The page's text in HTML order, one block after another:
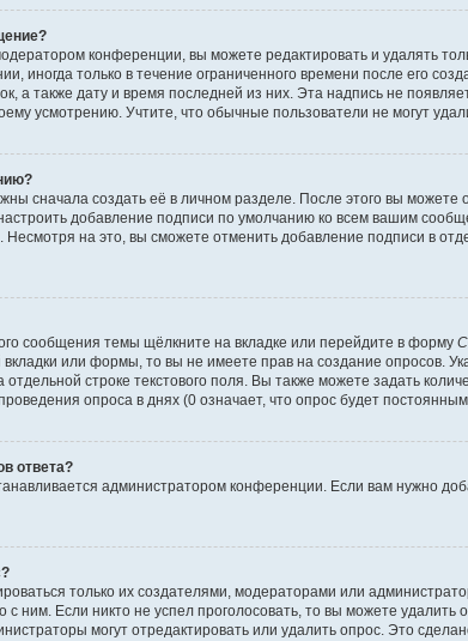
конференции, вы можете редактировать и удалять
иногда только в течение ограниченного времени после его
а также дату и время последней из них. Эта надпись не
усмотрению. Учтите, что обычные пользователи не могут
сначала создать её в личном разделе. После этого вы можете
добавление подписи по умолчанию ко всем вашим
Несмотря на это, вы сможете отменить добавление подписи в
сообщения темы щёлкните на вкладке или перейдите в форму
или формы, то вы не имеете прав на создание опросов.
строке текстового поля. Вы также можете задать
опроса в днях (0 означает, что опрос будет
ответа?
администратором конференции. Если вам нужно
только их создателями, модераторами или
ним. Если никто не успел проголосовать, то вы можете
могут отредактировать или удалить опрос. Это